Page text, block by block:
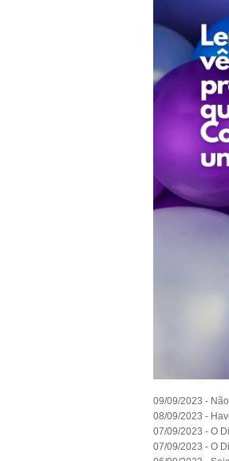
09/09/2023 -
08/09/2023 -
07/09/2023 - O
07/09/2023 - O